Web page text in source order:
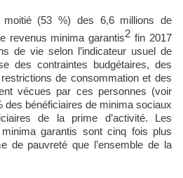
(53 %) des 6,6 millions de
revenus minima garantis2 fin 2017
de vie selon l’indicateur usuel de
des contraintes budgétaires, des
de consommation et des
vécues par ces personnes (voir
des bénéficiaires de minima sociaux
de la prime d’activité. Les
garantis sont cinq fois plus
de pauvreté que l’ensemble de la